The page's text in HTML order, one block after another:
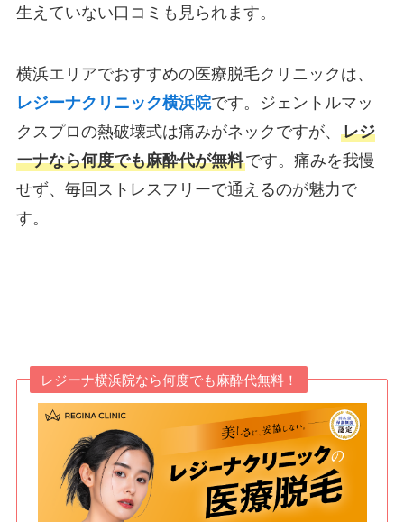
生えていない口コミも見られます。
横浜エリアでおすすめの医療脱毛クリニックは、
レジーナクリニック横浜院です。ジェントルマッ
クスプロの熱破壊式は痛みがネックですが、 レジ
ーナなら何度でも麻酔代が無料です。痛みを我慢
せず、毎回ストレスフリーで通えるのが魅力で
す。
レジーナ横浜院なら何度でも麻酔代無料！